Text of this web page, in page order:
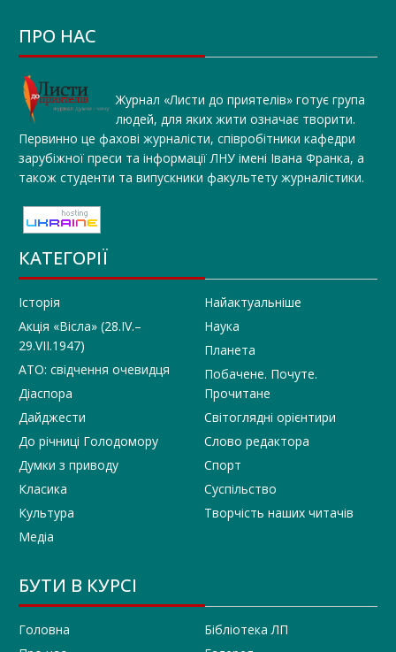
ПРО НАС
Журнал «Листи до приятелів» готує група
людей, для яких жити означає творити.
Первинно це фахові журналісти, співробітники кафедри
зарубіжної преси та інформації ЛНУ імені Івана Франка, а
також студенти та випускники факультету журналістики.
КАТЕГОРІЇ
Історія
Акція «Вісла» (28.IV.–
29.VII.1947)
АТО: свідчення очевидця
Діаспора
Дайджести
До річниці Голодомору
Думки з приводу
Класика
Культура
Медіа
Найактуальніше
Наука
Планета
Побачене. Почуте.
Прочитане
Світоглядні орієнтири
Слово редактора
Спорт
Суспільство
Творчість наших читачів
БУТИ В КУРСІ
Головна
Бібліотека ЛП